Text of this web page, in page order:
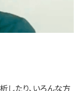
したり、いろんな方